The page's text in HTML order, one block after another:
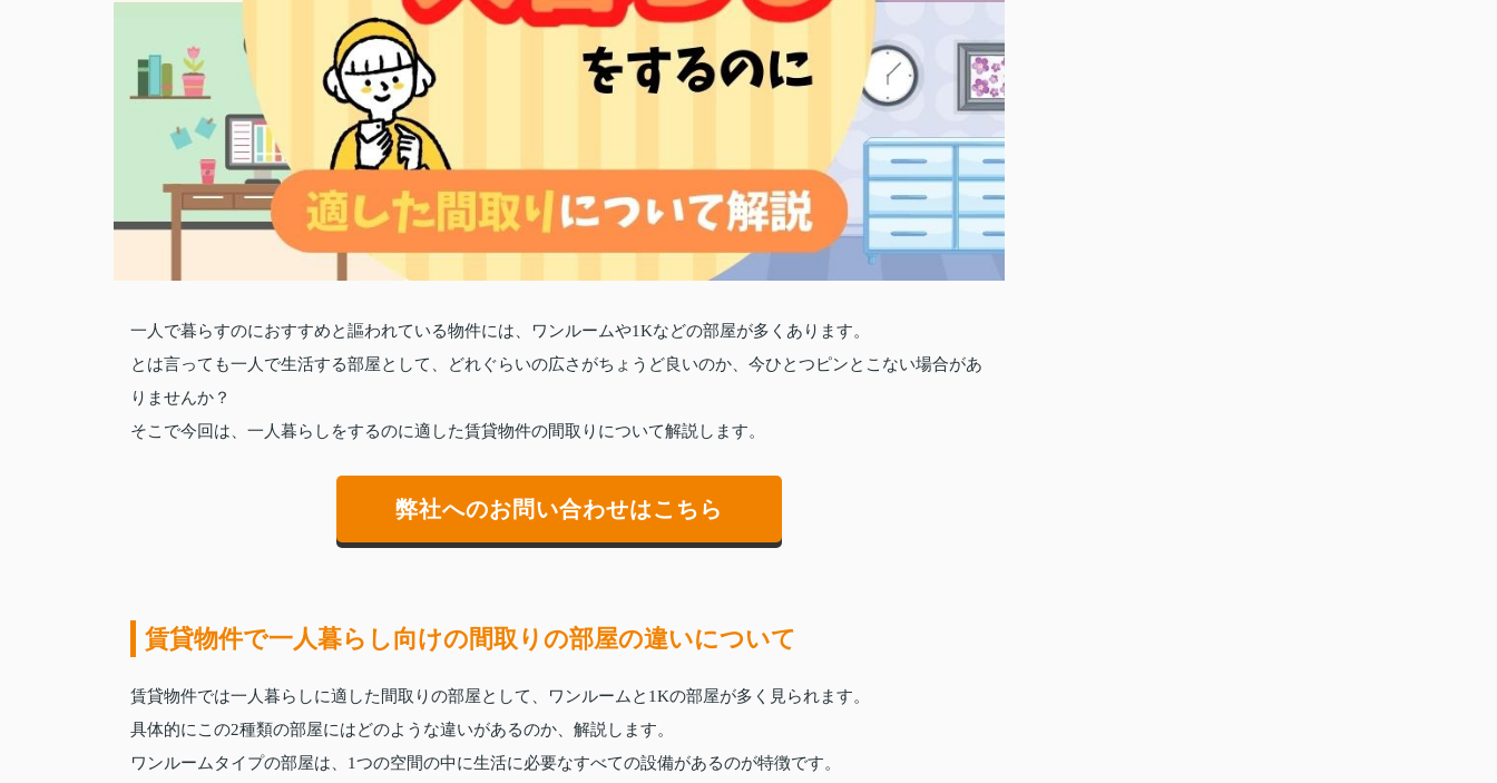
一人で暮らすのにおすすめと謳われている物件には、ワンルームや1Kなどの部屋が多くあります。
とは言っても一人で生活する部屋として、どれぐらいの広さがちょうど良いのか、今ひとつピンとこない場合があ
りませんか？
そこで今回は、一人暮らしをするのに適した賃貸物件の間取りについて解説します。
弊社へのお問い合わせはこちら
賃貸物件で一人暮らし向けの間取りの部屋の違いについて
賃貸物件では一人暮らしに適した間取りの部屋として、ワンルームと1Kの部屋が多く見られます。
具体的にこの2種類の部屋にはどのような違いがあるのか、解説します。
ワンルームタイプの部屋は、1つの空間の中に生活に必要なすべての設備があるのが特徴です。